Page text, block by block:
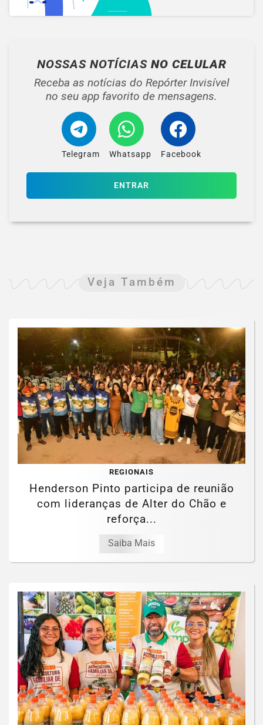
NOSSAS NOTÍCIAS NO CELULAR
Receba as notícias do Repórter Invisível
no seu app favorito de mensagens.
Telegram Whatsapp Facebook
ENTRAR
Veja Também
REGIONAIS
Henderson Pinto participa de reunião
com lideranças de Alter do Chão e
reforça...
Saiba Mais